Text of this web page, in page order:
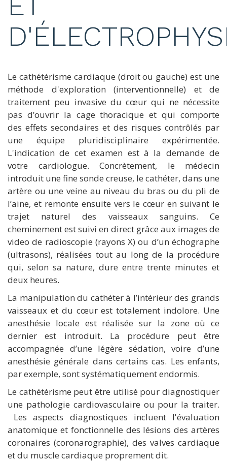
Le cathétérisme cardiaque (droit ou gauche) est une
méthode d'exploration (interventionnelle) et de
traitement peu invasive du cœur qui ne nécessite
pas d’ouvrir la cage thoracique et qui comporte
des effets secondaires et des risques contrôlés par
une équipe pluridisciplinaire expérimentée.
L'indication de cet examen est à la demande de
votre cardiologue. Concrètement, le médecin
introduit une fine sonde creuse, le cathéter, dans une
artère ou une veine au niveau du bras ou du pli de
l’aine, et remonte ensuite vers le cœur en suivant le
trajet naturel des vaisseaux sanguins. Ce
cheminement est suivi en direct grâce aux images de
video de radioscopie (rayons X) ou d’un échographe
(ultrasons), réalisées tout au long de la procédure
qui, selon sa nature, dure entre trente minutes et
deux heures.
La manipulation du cathéter à l’intérieur des grands
vaisseaux et du cœur est totalement indolore. Une
anesthésie locale est réalisée sur la zone où ce
dernier est introduit. La procédure peut être
accompagnée d’une légère sédation, voire d’une
anesthésie générale dans certains cas. Les enfants,
par exemple, sont systématiquement endormis.
Le cathétérisme peut être utilisé pour diagnostiquer
une pathologie cardiovasculaire ou pour la traiter.
Les aspects diagnostiques incluent l'évaluation
anatomique et fonctionnelle des lésions des artères
coronaires (coronarographie), des valves cardiaque
et du muscle cardiaque proprement dit.